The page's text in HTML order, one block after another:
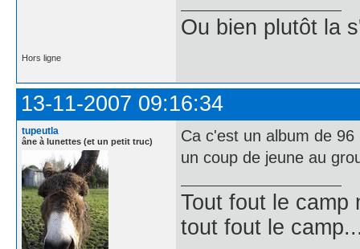
Ou bien plutôt la
Hors ligne
13-11-2007 09:16:34
tupeutla
âne à lunettes (et un petit truc)
Ca c'est un album de
un coup de jeune au
Tout fout le camp
tout fout le